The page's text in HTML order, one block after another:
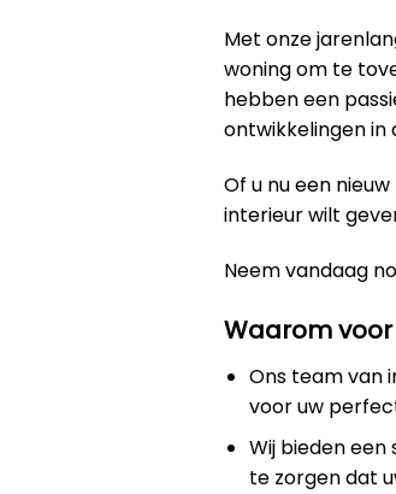
Met onze
woning om te
hebben een
ontwikkelingen in
Of u nu een
interieur wilt
Neem vandaag
Waarom voor
Ons team van
voor uw
Wij bieden
te zorgen dat